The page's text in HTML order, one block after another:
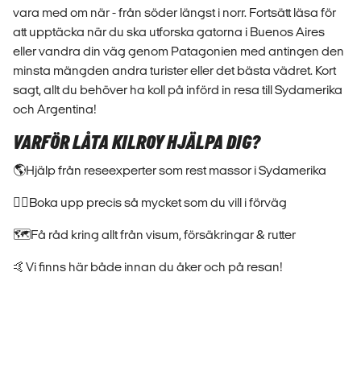
vara med om när - från söder längst i norr. Fortsätt läsa för
att upptäcka när du ska utforska gatorna i Buenos Aires
eller vandra din väg genom Patagonien med antingen den
minsta mängden andra turister eller det bästa vädret. Kort
sagt, allt du behöver ha koll på införd in resa till Sydamerika
och Argentina!
VARFÖR LÅTA KILROY HJÄLPA DIG?
🌎Hjälp från reseexperter som rest massor i Sydamerika
🏄‍♀️Boka upp precis så mycket som du vill i förväg
🗺️Få råd kring allt från visum, försäkringar & rutter
🤙Vi finns här både innan du åker och på resan!